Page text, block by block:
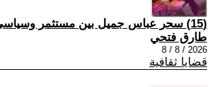
(15) سحر عباس جميل بين مستثمر وسياسي اطاري
طارق فتحي
2026 / 8 / 8
قضايا ثقافية